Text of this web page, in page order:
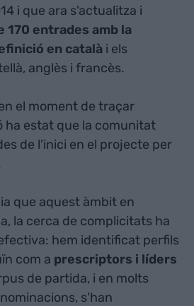
i que ara s'actualitza i
170 entrades amb la
en català i els
anglès i francès.
el moment de traçar
ha estat que la comunitat
de l'inici en el projecte per
que aquest àmbit en
la cerca de complicitats ha
hem identificat perfils
com a prescriptors i líders
de partida, i en molts
s'han